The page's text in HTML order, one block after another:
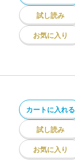
試し読み
お気に入り
カートに入れる
試し読み
お気に入り